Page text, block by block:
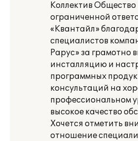
Коллектив Общество
ограниченной
«Квантайл»
специалистов
Рарус» за грамотно
инсталляцию и
программных
консультаций на
профессиональном
высокое качество
Хочется отметить
отношение